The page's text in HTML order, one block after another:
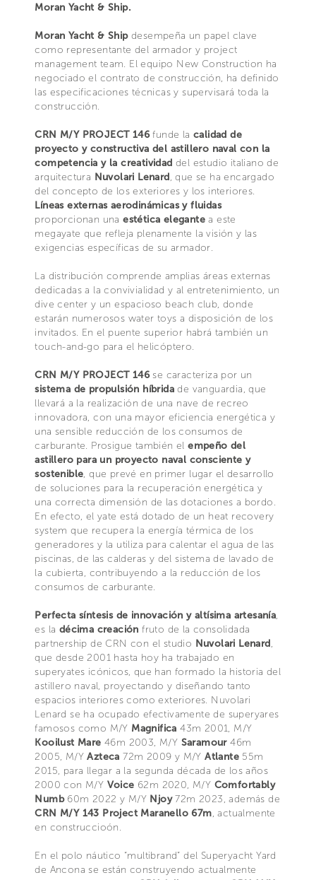
Moran Yacht & Ship.
Moran Yacht & Shipdesempeña un papel clave
como representante del armador y project
management team. El equipo New Construction ha
negociado el contrato de construcción, ha definido
las especificaciones técnicas y supervisará toda la
construcción.
CRN M/Y PROJECT 146funde la calidad de
proyecto y constructiva del astillero naval con la
competencia y la creatividad del estudio italiano de
arquitectura Nuvolari Lenard, que se ha encargado
del concepto de los exteriores y los interiores.
Líneas externas aerodinámicas y fluidas
proporcionan unaestética elegantea este
megayate que refleja plenamente la visión y las
exigencias específicas de su armador.
La distribución comprende amplias áreas externas
dedicadas a la convivialidad y al entretenimiento, un
dive center y un espacioso beach club, donde
estarán numerosos water toys a disposición de los
invitados. En el puente superior habrá también un
touch-and-go para el helicóptero.
CRN M/Y PROJECT 146se caracteriza por un
sistema de propulsión híbridade vanguardia, que
llevará a la realización de una nave de recreo
innovadora, con una mayor eficiencia energética y
una sensible reducción de los consumos de
carburante. Prosigue también elempeño del
astillero para un proyecto naval consciente y
sostenible, que prevé en primer lugar el desarrollo
de soluciones para la recuperación energética y
una correcta dimensión de las dotaciones a bordo.
En efecto, el yate está dotado de un heat recovery
system que recupera la energía térmica de los
generadores y la utiliza para calentar el agua de las
piscinas, de las calderas y del sistema de lavado de
la cubierta, contribuyendo a la reducción de los
consumos de carburante.
Perfecta síntesis de innovación y altísima artesanía,
es la décima creación fruto de la consolidada
partnership de CRN con el studio Nuvolari Lenard,
que desde 2001 hasta hoy ha trabajado en
superyates icónicos, que han formado la historia del
astillero naval, proyectando y diseñando tanto
espacios interiores como exteriores. Nuvolari
Lenard se ha ocupado efectivamente de superyares
famosos como M/Y Magnifica43m 2001, M/Y
Kooilust Mare 46m 2003, M/Y Saramour46m
2005, M/YAzteca 72m 2009 y M/YAtlante55m
2015, para llegar a la segunda década de los años
2000 con M/Y Voice 62m 2020, M/Y Comfortably
Numb60m 2022 y M/Y Njoy72m 2023, además de
CRN M/Y 143 Project Maranello 67m, actualmente
en construccioón.
En el polo náutico “multibrand” del Superyacht Yard
de Ancona se están construyendo actualmente